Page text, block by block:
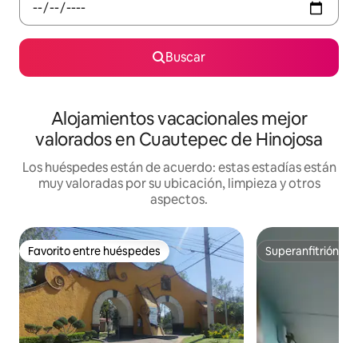
Buscar
Alojamientos vacacionales mejor
valorados en Cuautepec de Hinojosa
Los huéspedes están de acuerdo: estas estadías están
muy valoradas por su ubicación, limpieza y otros
aspectos.
Favorito entre huéspedes
Favorito entre huéspedes Superanfitrión
Superanfitrión